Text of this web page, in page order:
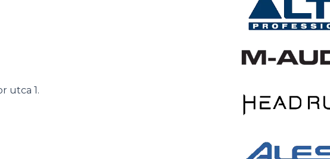
utca 1.